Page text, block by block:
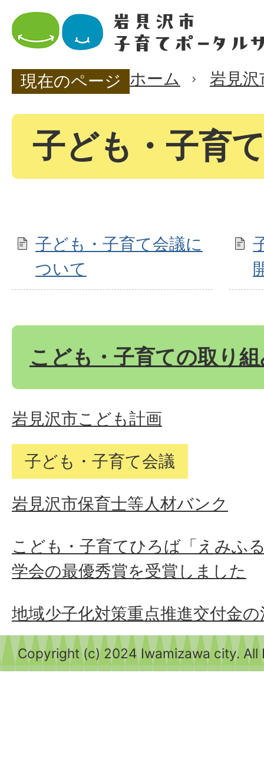
現在のページ ホーム 岩見
子ども・子育
子ども・子育て会議に
ついて
こども・子育ての取り
岩見沢市こども計画
子ども・子育て会議
岩見沢市保育士等人材バンク
こども・子育てひろば「えみふ
学会の最優秀賞を受賞しました
地域少子化対策重点推進交付金の
Copyright (c) 2024 Iwamizawa city. All